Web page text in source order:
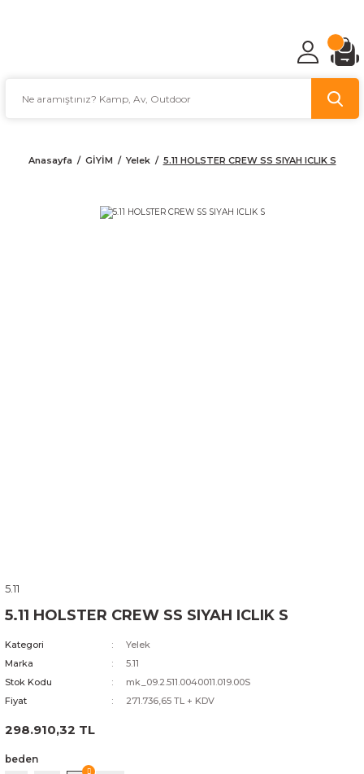
Anasayfa GİYİM Yelek 5.11 HOLSTER CREW SS SIYAH ICLIK S
5.11
5.11 HOLSTER CREW SS SIYAH ICLIK S
Kategori
Yelek
Marka
5.11
Stok Kodu
mk_09.2.511.0040011.019.00S
Fiyat
271.736,65 TL + KDV
298.910,32 TL
beden